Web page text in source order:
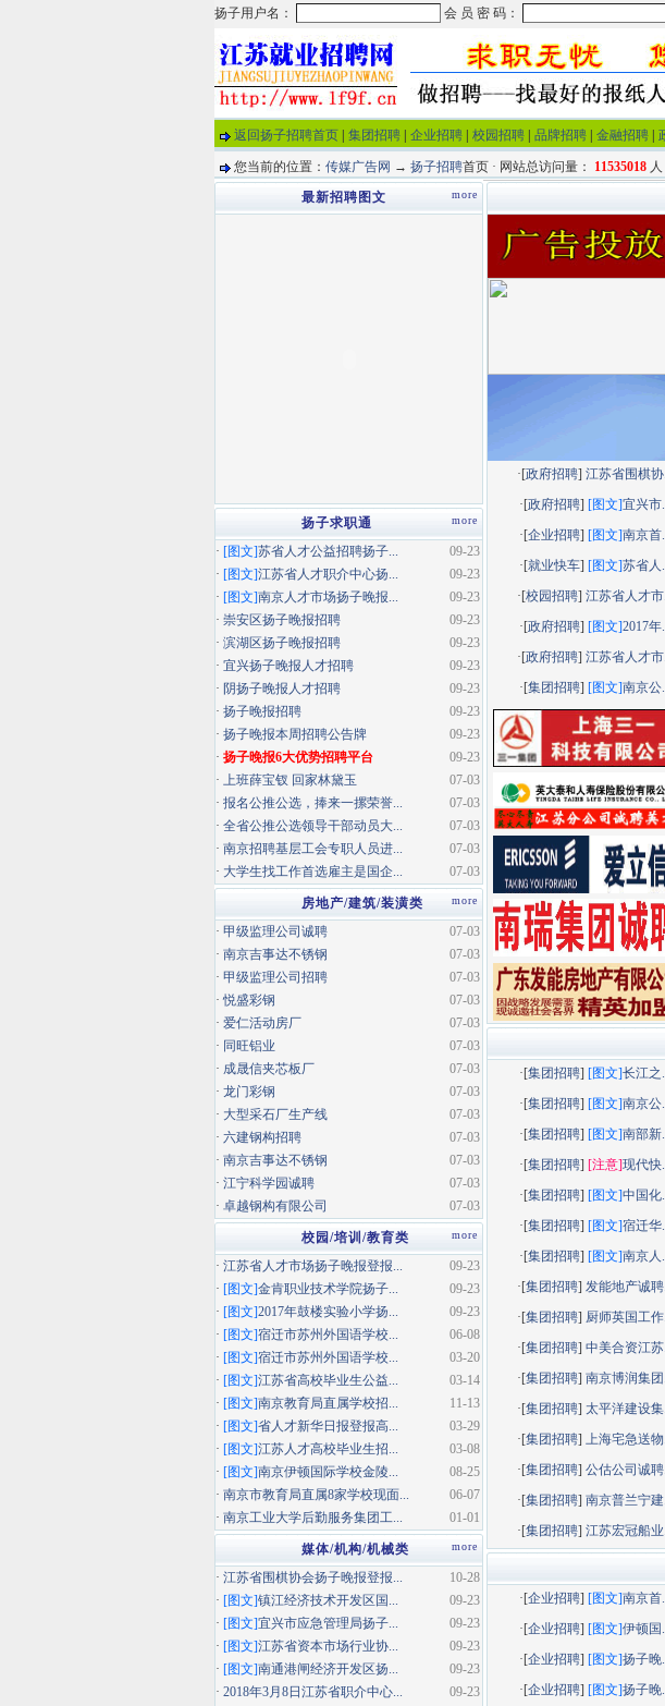
返回扬子招聘首页
集团招聘 企业招聘 校园招聘 品牌招聘 金融招聘
您当前的位置： 传媒广告网 → 扬子招聘首页 · 网站总访问量： 11535018 人
·[政府招聘]江苏省围棋协
·[政府招聘] [图文]宜兴市
·[企业招聘] [图文]南京首
·[就业快车] [图文]苏省人
·[校园招聘]江苏省人才市
·[政府招聘] [图文]2017年
·[政府招聘]江苏省人才市
·[集团招聘] [图文]南京公
·[集团招聘] [图文]长江之
·[集团招聘] [图文]南京公
·[集团招聘] [图文]南部新
·[集团招聘] [注意]现代快
·[集团招聘] [图文]中国化
·[集团招聘] [图文]宿迁华
·[集团招聘] [图文]南京人
·[集团招聘]发能地产诚聘
·[集团招聘] 厨师英国工作
·[集团招聘]中美合资江苏
·[集团招聘]南京博润集团
·[集团招聘]太平洋建设集
·[集团招聘]上海宅急送物
·[集团招聘]公估公司诚聘
·[集团招聘]南京普兰宁建
·[集团招聘]江苏宏冠船业
·[企业招聘] [图文]南京首
·[企业招聘] [图文]伊顿国
·[企业招聘] [图文]扬子晚
·[企业招聘] [图文]扬子晚
more
最新招聘图文
more
扬子求职通
09-23
· [图文]苏省人才公益招聘扬子...
09-23
· [图文]江苏省人才职介中心扬...
09-23
· [图文]南京人才市场扬子晚报...
09-23
· 崇安区扬子晚报招聘
09-23
· 滨湖区扬子晚报招聘
09-23
· 宜兴扬子晚报人才招聘
09-23
· 阴扬子晚报人才招聘
09-23
· 扬子晚报招聘
09-23
· 扬子晚报本周招聘公告牌
09-23
· 扬子晚报6大优势招聘平台
07-03
· 上班薛宝钗 回家林黛玉
07-03
· 报名公推公选，捧来一摞荣誉...
07-03
· 全省公推公选领导干部动员大...
07-03
· 南京招聘基层工会专职人员进...
07-03
· 大学生找工作首选雇主是国企...
more
房地产/建筑/装潢类
07-03
· 甲级监理公司诚聘
07-03
· 南京吉事达不锈钢
07-03
· 甲级监理公司招聘
07-03
·悦盛彩钢
07-03
· 爱仁活动房厂
07-03
· 同旺铝业
07-03
· 成晟信夹芯板厂
07-03
· 龙门彩钢
07-03
· 大型采石厂生产线
07-03
· 六建钢构招聘
07-03
· 南京吉事达不锈钢
07-03
· 江宁科学园诚聘
07-03
· 卓越钢构有限公司
more
校园/培训/教育类
09-23
· 江苏省人才市场扬子晚报登报...
09-23
· [图文]金肯职业技术学院扬子...
09-23
· [图文]2017年鼓楼实验小学扬...
06-08
· [图文]宿迁市苏州外国语学校...
03-20
· [图文]宿迁市苏州外国语学校...
03-14
· [图文]江苏省高校毕业生公益...
11-13
· [图文]南京教育局直属学校招...
03-29
· [图文]省人才新华日报登报高...
03-08
· [图文]江苏人才高校毕业生招...
08-25
· [图文]南京伊顿国际学校金陵...
06-07
· 南京市教育局直属8家学校现面...
01-01
· 南京工业大学后勤服务集团工...
more
媒体/机构/机械类
10-28
· 江苏省围棋协会扬子晚报登报...
09-23
· [图文]镇江经济技术开发区国...
09-23
· [图文]宜兴市应急管理局扬子...
09-23
· [图文]江苏省资本市场行业协...
09-23
· [图文]南通港闸经济开发区扬...
09-23
· 2018年3月8日江苏省职介中心...